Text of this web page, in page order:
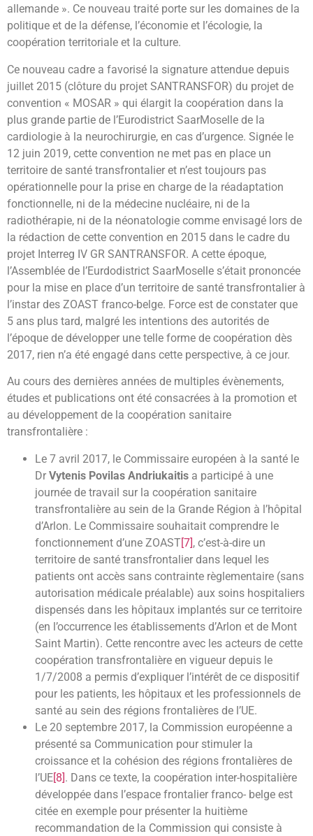
allemande ». Ce nouveau traité porte sur les domaines de la
politique et de la défense, l’économie et l’écologie, la
coopération territoriale et la culture.
Ce nouveau cadre a favorisé la signature attendue depuis
juillet 2015 (clôture du projet SANTRANSFOR) du projet de
convention « MOSAR » qui élargit la coopération dans la
plus grande partie de l’Eurodistrict SaarMoselle de la
cardiologie à la neurochirurgie, en cas d’urgence. Signée le
12 juin 2019, cette convention ne met pas en place un
territoire de santé transfrontalier et n’est toujours pas
opérationnelle pour la prise en charge de la réadaptation
fonctionnelle, ni de la médecine nucléaire, ni de la
radiothérapie, ni de la néonatologie comme envisagé lors de
la rédaction de cette convention en 2015 dans le cadre du
projet Interreg IV GR SANTRANSFOR. A cette époque,
l’Assemblée de l’Eurdodistrict SaarMoselle s’était prononcée
pour la mise en place d’un territoire de santé transfrontalier à
l’instar des ZOAST franco-belge. Force est de constater que
5 ans plus tard, malgré les intentions des autorités de
l’époque de développer une telle forme de coopération dès
2017, rien n’a été engagé dans cette perspective, à ce jour.
Au cours des dernières années de multiples évènements,
études et publications ont été consacrées à la promotion et
au développement de la coopération sanitaire
transfrontalière :
Le 7 avril 2017, le Commissaire européen à la santé le
Dr Vytenis Povilas Andriukaitis a participé à une
journée de travail sur la coopération sanitaire
transfrontalière au sein de la Grande Région à l’hôpital
d’Arlon. Le Commissaire souhaitait comprendre le
fonctionnement d’une ZOAST[7], c’est-à-dire un
territoire de santé transfrontalier dans lequel les
patients ont accès sans contrainte règlementaire (sans
autorisation médicale préalable) aux soins hospitaliers
dispensés dans les hôpitaux implantés sur ce territoire
(en l’occurrence les établissements d’Arlon et de Mont
Saint Martin). Cette rencontre avec les acteurs de cette
coopération transfrontalière en vigueur depuis le
1/7/2008 a permis d’expliquer l’intérêt de ce dispositif
pour les patients, les hôpitaux et les professionnels de
santé au sein des régions frontalières de l’UE.
Le 20 septembre 2017, la Commission européenne a
présenté sa Communication pour stimuler la
croissance et la cohésion des régions frontalières de
l’UE[8]. Dans ce texte, la coopération inter-hospitalière
développée dans l’espace frontalier franco- belge est
citée en exemple pour présenter la huitième
recommandation de la Commission qui consiste à